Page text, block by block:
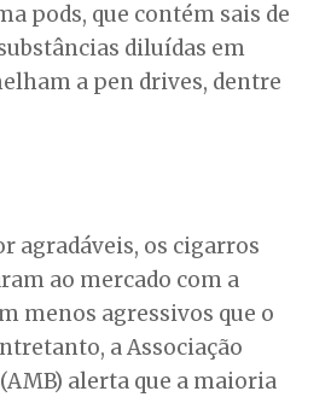
pods, que contém sais de
diluídas em
a pen drives, dentre
agradáveis, os cigarros
ao mercado com a
menos agressivos que o
a Associação
alerta que a maioria